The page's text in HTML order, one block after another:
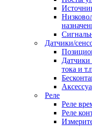
Датчики/
Датчики
тока и
Реле
Реле
Реле